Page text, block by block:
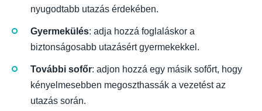
nyugodtabb utazás érdekében.
Gyermekülés: adja hozzá foglaláskor a
biztonságosabb utazásért gyermekekkel.
További sofőr: adjon hozzá egy másik sofőrt, hogy
kényelmesebben megoszthassák a vezetést az
utazás során.